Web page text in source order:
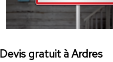
Devis gratuit à Ardres